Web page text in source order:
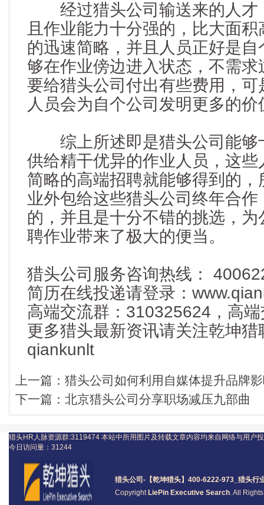
经过猎头公司输送来的人才
且作业能力十分强的，比大面
的迅速简略，并且人员正好是
够在作业傍边进入状态，不需
要给猎头公司付出有些费用，
人员会为自个公司发明更多的价
综上所述即是猎头公司能够
供给精干优异的作业人员，这
简略的高端招聘就能够得到的
业外包给这些猎头公司终年合
的，并且是十分不错的挑选，
聘作业带来了极大的便当。
猎头公司服务咨询热线：
简历在线投递请登录：
高端交流群：310325624，高
更多猎头最新资讯请关注乾坤猎
qiankunlt
上一篇： 猎头公司如何利用自媒体提升品牌
下一篇： 北京猎头公司分享职场减压九部曲
猎头公司 -【乾坤猎头】400-6222-973_ 猎头行
Copyright LiePin Executive Search. All
猎头HR人脉资源群:3119474 本站中所用图片及转载文章内容均来自网络与用户
今日访问量： 31244